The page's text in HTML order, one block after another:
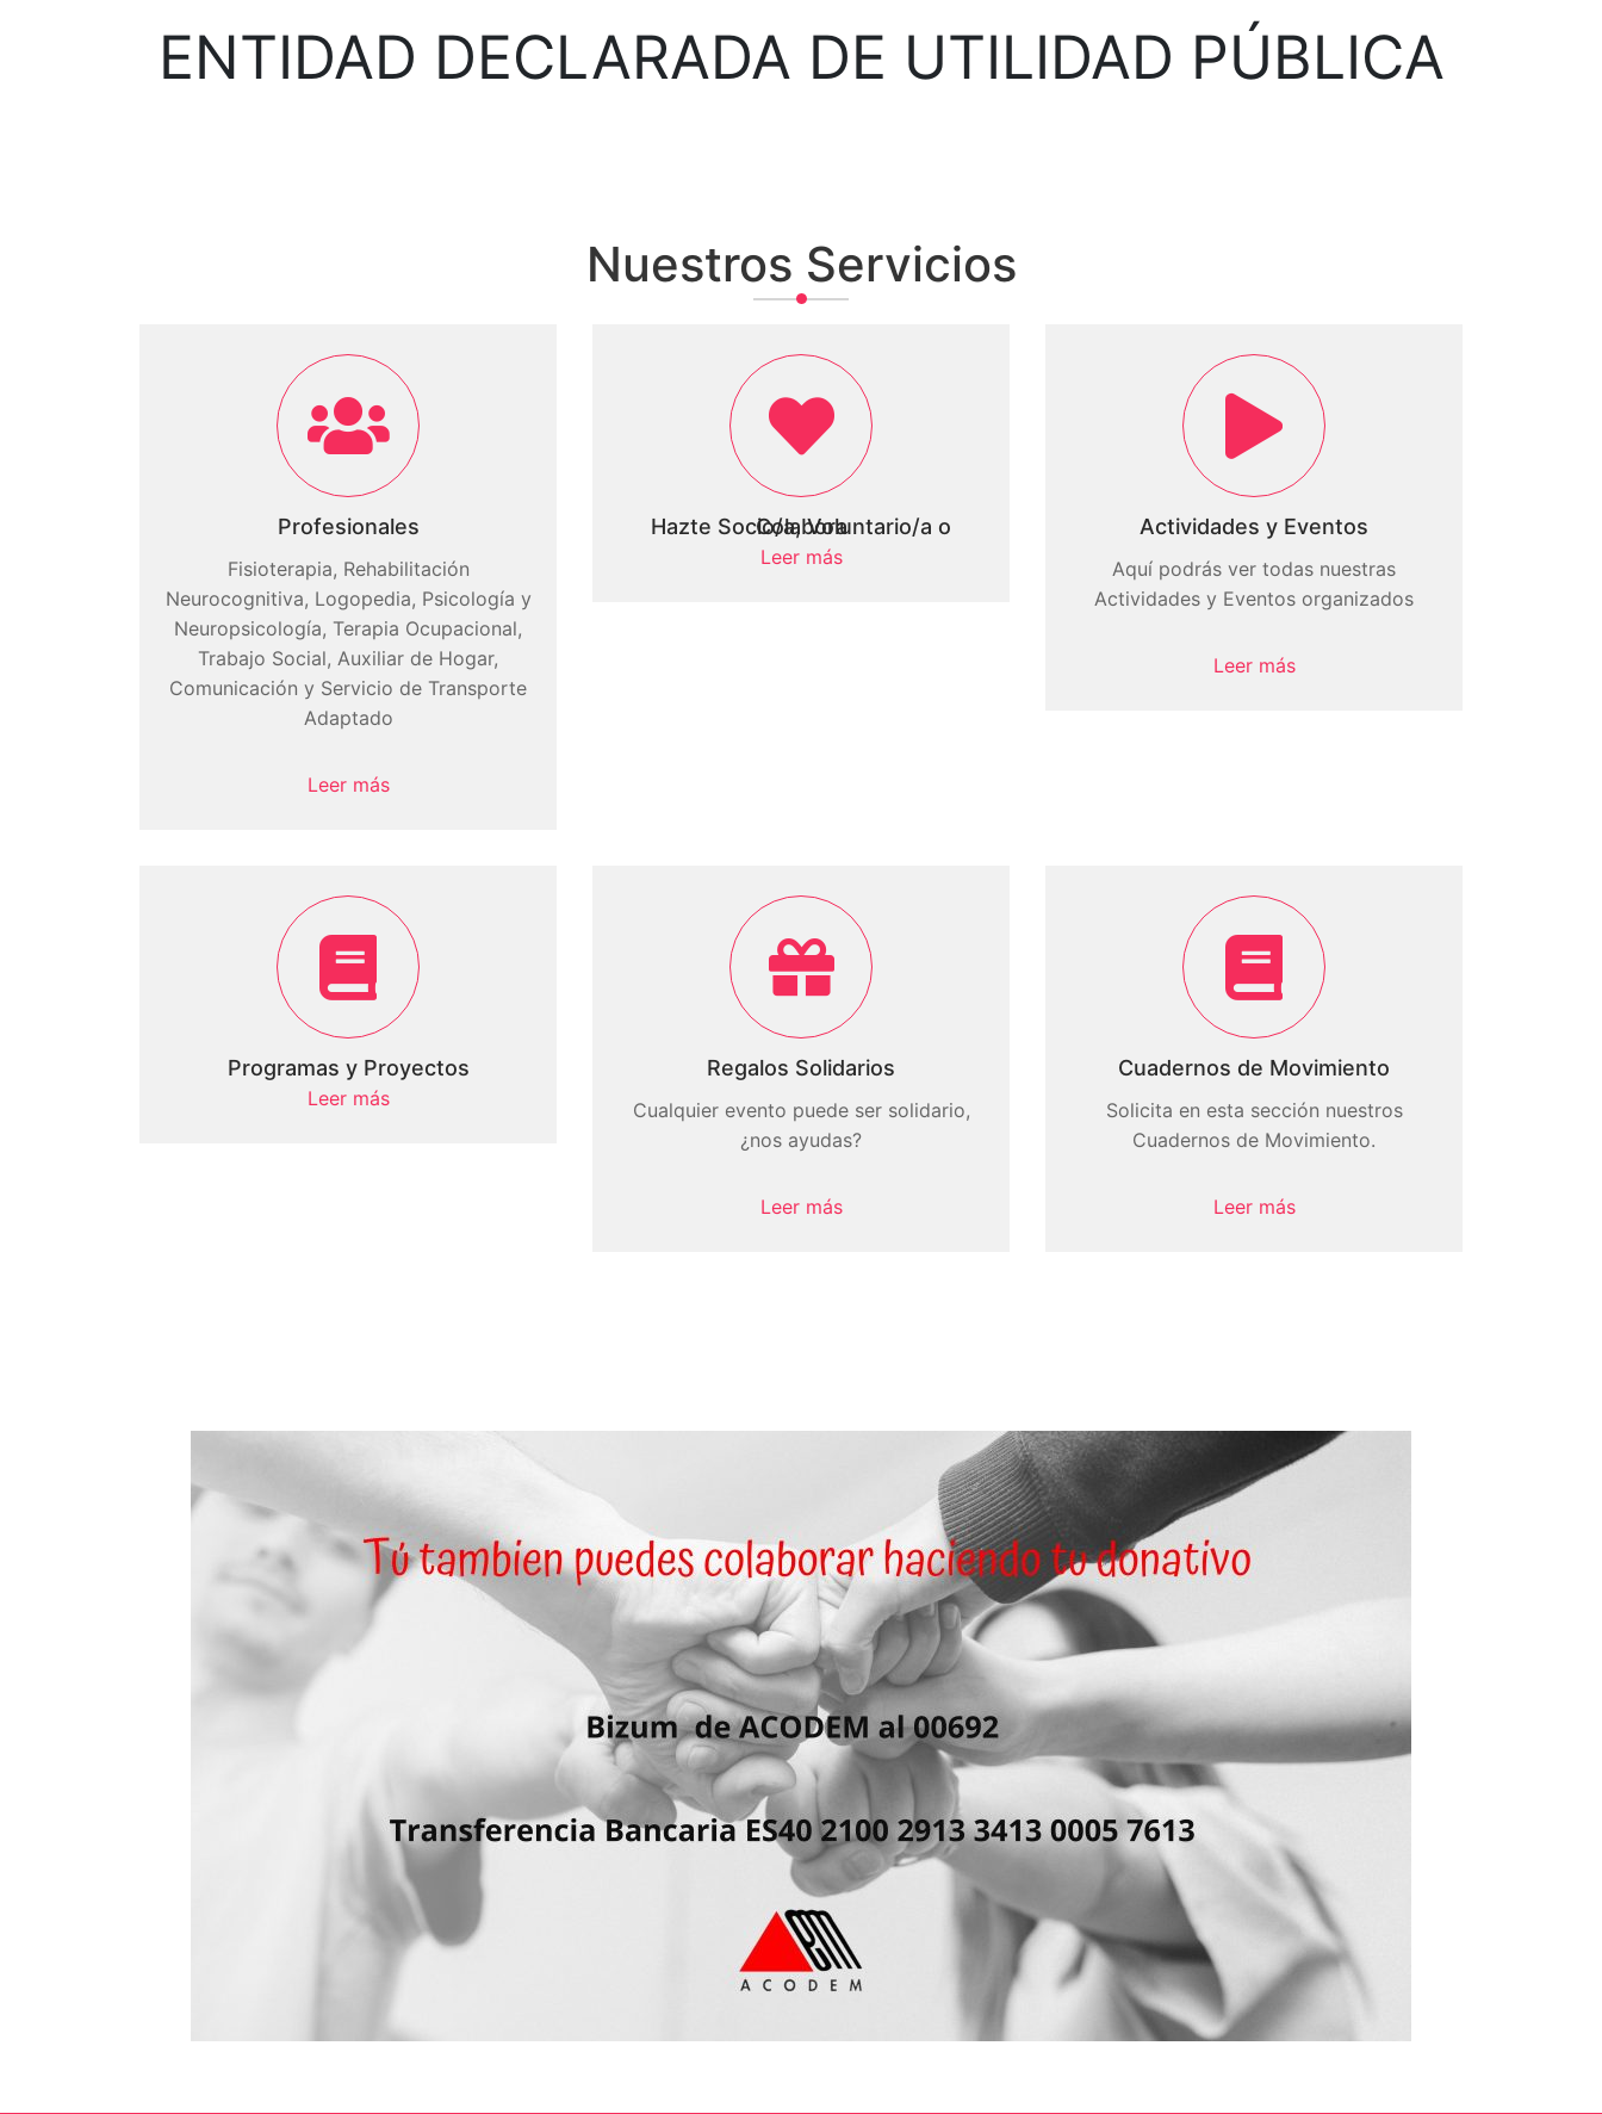
ENTIDAD DECLARADA DE UTILIDAD PÚBLICA
Nuestros Servicios
Profesionales
Fisioterapia, Rehabilitación
Neurocognitiva, Logopedia, Psicología y
Neuropsicología, Terapia Ocupacional,
Trabajo Social, Auxiliar de Hogar,
Comunicación y Servicio de Transporte
Adaptado
Leer más
Hazte Socio/a, Voluntario/a o Colabora
Leer más
Actividades y Eventos
Aquí podrás ver todas nuestras
Actividades y Eventos organizados
Leer más
Programas y Proyectos
Leer más
Regalos Solidarios
Cualquier evento puede ser solidario,
¿nos ayudas?
Leer más
Cuadernos de Movimiento
Solicita en esta sección nuestros
Cuadernos de Movimiento.
Leer más